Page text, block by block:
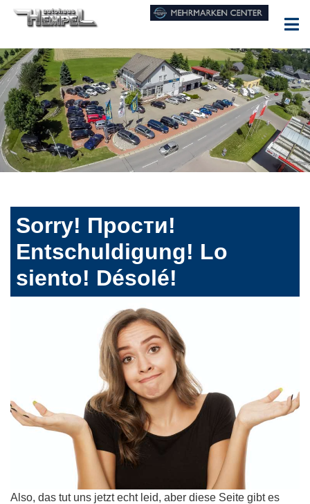
Sorry! Прости!
Entschuldigung! Lo
siento! Désolé!
Also, das tut uns jetzt echt leid, aber diese Seite gibt es